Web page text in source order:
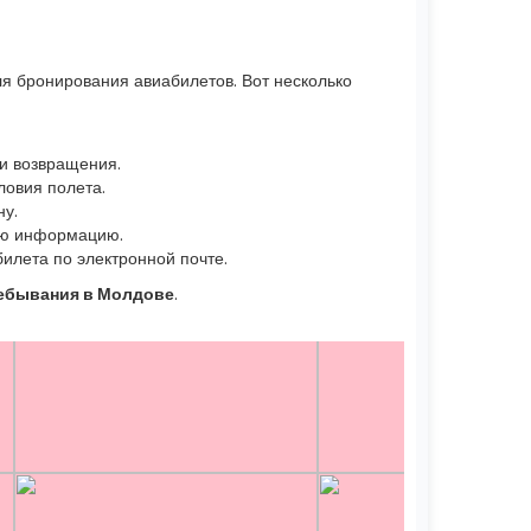
авиабилетов. Вот несколько
возвращения.
полета.
информацию.
по электронной почте.
в Молдове.